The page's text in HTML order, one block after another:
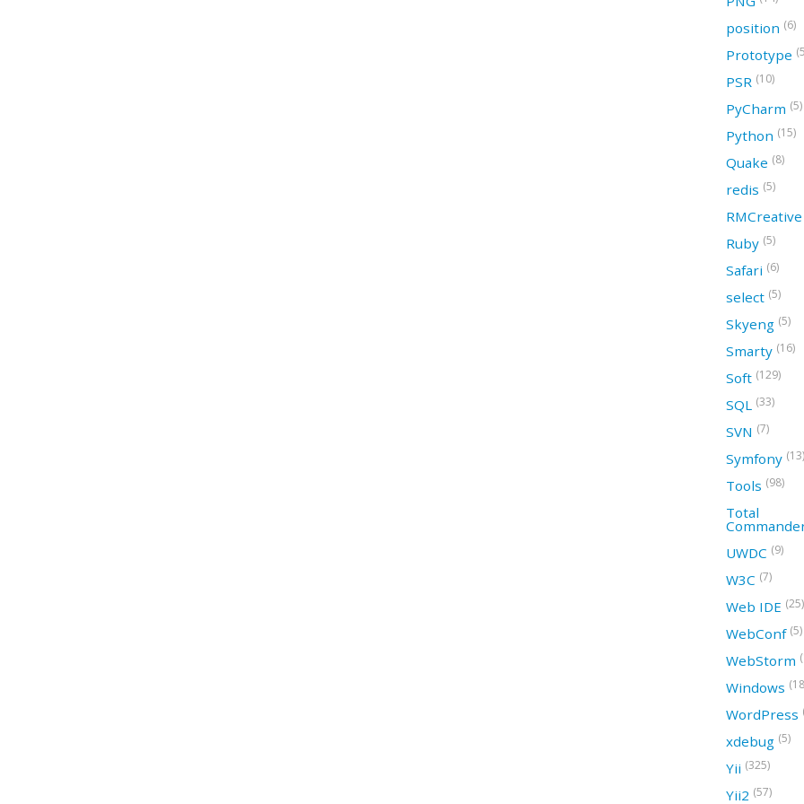
position (6)
Prototype
PSR (10)
PyCharm (5)
Python (15)
Quake (8)
redis (5)
RMCreative
Ruby (5)
Safari (6)
select (5)
Skyeng (5)
Smarty (16)
Soft (129)
SQL (33)
SVN (7)
Symfony (13)
Tools (98)
Total
UWDC (9)
W3C (7)
Web IDE (25)
WebConf (5)
WebStorm
Windows
WordPress
xdebug (5)
Yii (325)
Yii2 (57)